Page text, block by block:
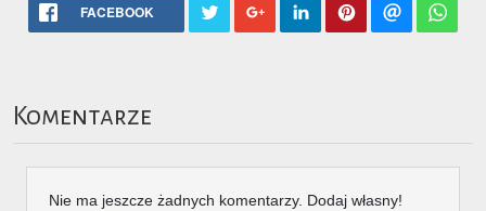
FACEBOOK
Komentarze
Nie ma jeszcze żadnych komentarzy. Dodaj własny!